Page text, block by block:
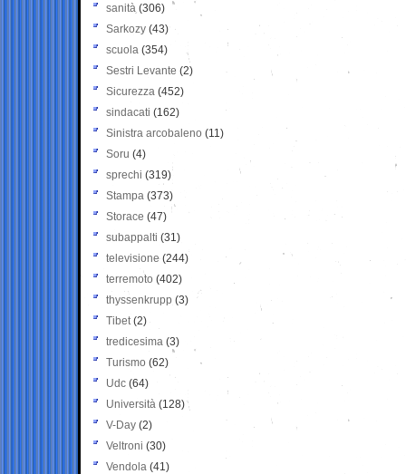
sanità (306)
Sarkozy (43)
scuola (354)
Sestri Levante (2)
Sicurezza (452)
sindacati (162)
Sinistra arcobaleno (11)
Soru (4)
sprechi (319)
Stampa (373)
Storace (47)
subappalti (31)
televisione(244)
terremoto (402)
thyssenkrupp (3)
Tibet(2)
tredicesima (3)
Turismo (62)
Udc (64)
Università (128)
V-Day (2)
Veltroni (30)
Vendola (41)